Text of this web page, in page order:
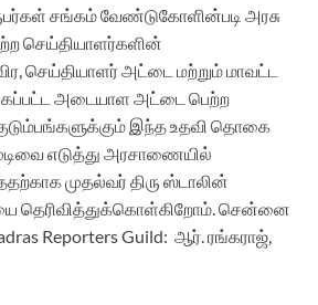
சங்கம் வேண்டுகோளின்படி அரசு
செய்தியாளர்களின்
செய்தியாளர் அட்டை மற்றும் மாவட்ட
அடையாள அட்டை பெற்ற
இந்த உதவி தொகை
எடுத்து அரசாணையில்
முதல்வர் திரு ஸ்டாலின்
தெரிவித்துக்கொள்கிறோம். சென்னை
Reporters Guild: ஆர். ரங்கராஜ்,